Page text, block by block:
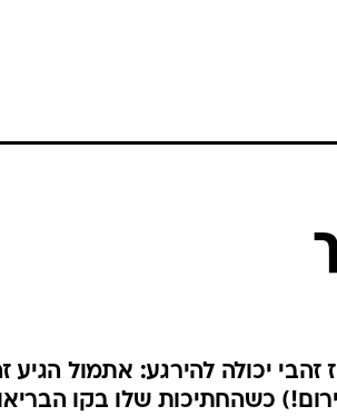
יכולה להירגע: אתמול הגיע
כשהחתיכות שלו בקו